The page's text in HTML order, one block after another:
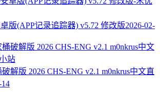
版(APP记录追踪器) v5.72 修改版2026-02-
解版 2026 CHS-ENG v2.1 m0nkrus中文直
14